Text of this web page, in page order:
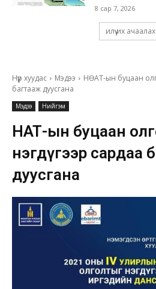
8 сар 7, 2026
илүү их ачаалах